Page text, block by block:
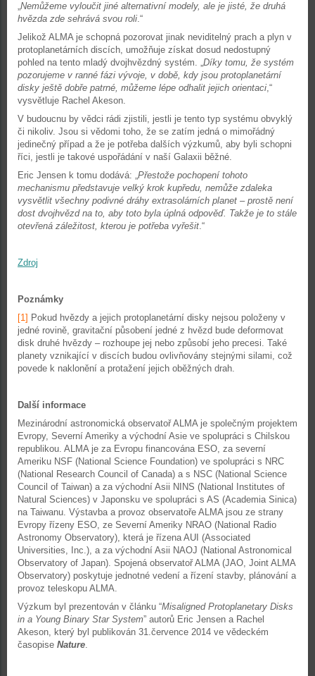
„Nemůžeme vyloučit jiné alternativní modely, ale je jisté, že druhá
hvězda zde sehrává svou roli.“
Jelikož ALMA je schopná pozorovat jinak neviditelný prach a plyn v
protoplanetárních discích, umožňuje získat dosud nedostupný
pohled na tento mladý dvojhvězdný systém. „Díky tomu, že systém
pozorujeme v ranné fázi vývoje, v době, kdy jsou protoplanetární
disky ještě dobře patrné, můžeme lépe odhalit jejich orientaci,“
vysvětluje Rachel Akeson.
V budoucnu by vědci rádi zjistili, jestli je tento typ systému obvyklý
či nikoliv. Jsou si vědomi toho, že se zatím jedná o mimořádný
jedinečný případ a že je potřeba dalších výzkumů, aby byli schopni
říci, jestli je takové uspořádání v naší Galaxii běžné.
Eric Jensen k tomu dodává: „Přestože pochopení tohoto
mechanismu představuje velký krok kupředu, nemůže zdaleka
vysvětlit všechny podivné dráhy extrasolárních planet – prostě není
dost dvojhvězd na to, aby toto byla úplná odpověď. Takže je to stále
otevřená záležitost, kterou je potřeba vyřešit.“
Zdroj
Poznámky
[1] Pokud hvězdy a jejich protoplanetární disky nejsou položeny v
jedné rovině, gravitační působení jedné z hvězd bude deformovat
disk druhé hvězdy – rozhoupe jej nebo způsobí jeho precesi. Také
planety vznikající v discích budou ovlivňovány stejnými silami, což
povede k naklonění a protažení jejich oběžných drah.
Další informace
Mezinárodní astronomická observatoř ALMA je společným projektem
Evropy, Severní Ameriky a východní Asie ve spolupráci s Chilskou
republikou. ALMA je za Evropu financována ESO, za severní
Ameriku NSF (National Science Foundation) ve spolupráci s NRC
(National Research Council of Canada) a s NSC (National Science
Council of Taiwan) a za východní Asii NINS (National Institutes of
Natural Sciences) v Japonsku ve spolupráci s AS (Academia Sinica)
na Taiwanu. Výstavba a provoz observatoře ALMA jsou ze strany
Evropy řízeny ESO, ze Severní Ameriky NRAO (National Radio
Astronomy Observatory), která je řízena AUI (Associated
Universities, Inc.), a za východní Asii NAOJ (National Astronomical
Observatory of Japan). Spojená observatoř ALMA (JAO, Joint ALMA
Observatory) poskytuje jednotné vedení a řízení stavby, plánování a
provoz teleskopu ALMA.
Výzkum byl prezentován v článku “Misaligned Protoplanetary Disks
in a Young Binary Star System” autorů Eric Jensen a Rachel
Akeson, který byl publikován 31.července 2014 ve vědeckém
časopise Nature.